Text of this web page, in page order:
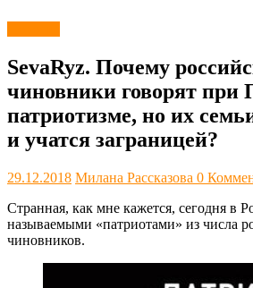
SevaRyz. Почему
чиновники говорят при
патриотизме, но их
и учатся заграницей?
29.12.2018 Милана Рассказова 0
Странная, как мне кажется, сегодня в
называемыми «патриотами» из числа
чиновников.